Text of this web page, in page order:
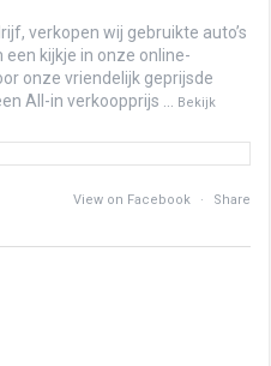
verkopen wij gebruikte auto’s
kijkje in onze online-
onze vriendelijk geprijsde
All-in verkoopprijs
Bekijk
View on Facebook · Share